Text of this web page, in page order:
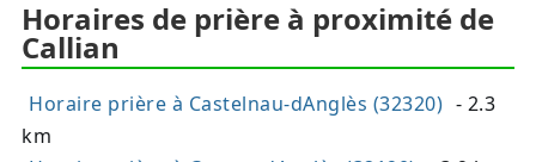
Horaires de prière à proximité de
Callian
Horaire prière à Castelnau-dAnglès (32320) - 2.3
km